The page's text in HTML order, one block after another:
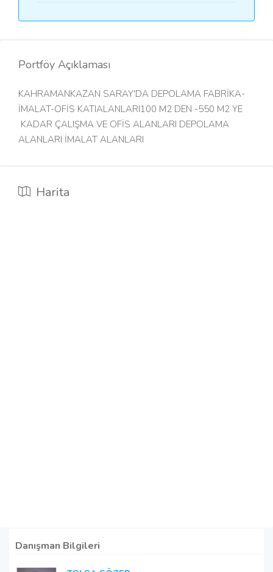
Portföy Açıklaması
KAHRAMANKAZAN SARAY'DA DEPOLAMA FABRİKA-
İMALAT-OFİS KATIALANLARI100 M2 DEN -550 M2 YE
KADAR ÇALIŞMA VE OFİS ALANLARI DEPOLAMA
ALANLARI İMALAT ALANLARI
Harita
Danışman Bilgileri